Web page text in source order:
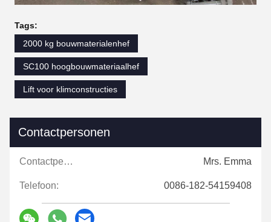
Tags:
2000 kg bouwmaterialenhef
SC100 hoogbouwmateriaalhef
Lift voor klimconstructies
Contactpersonen
Contactpersonen: Mrs. Emma
Telefoon: 0086-182-54159408